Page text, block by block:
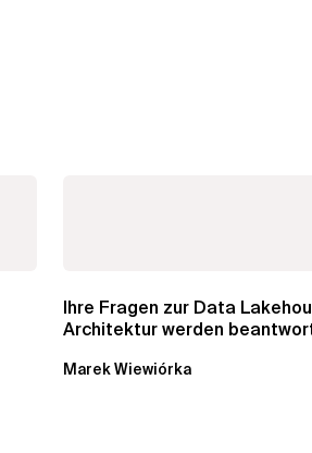
Ihre Fragen zur Data
Architektur werden
Marek Wiewiórka